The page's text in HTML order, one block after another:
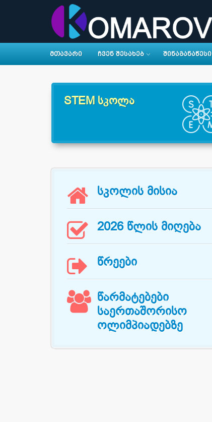
ᲛᲗᲐᲕᲐᲠᲘ ᲩᲕᲔᲜ ᲨᲔᲡᲐᲮᲔᲑ ᲨᲘᲜᲐᲒᲐᲜᲐᲬᲔᲡᲘ
STEM სკოლა
 სკოლის მისია
 2026 წლის მიღება
 წრეები
 წარმატებები
საერთაშორისო
ოლიმპიადებზე